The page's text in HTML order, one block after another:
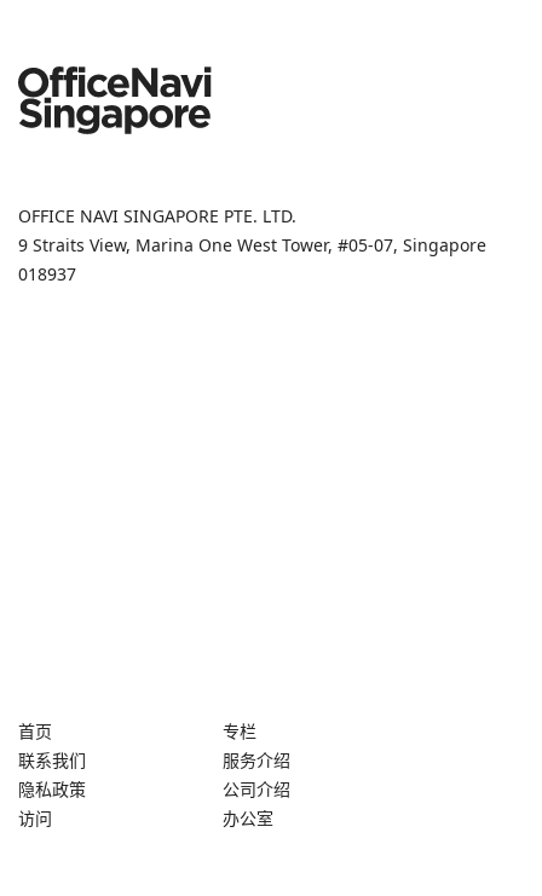
OFFICE NAVI SINGAPORE PTE. LTD.
9 Straits View, Marina One West Tower, #05-07, Singapore
018937
首页
专栏
联系我们
服务介绍
隐私政策
公司介绍
访问
办公室